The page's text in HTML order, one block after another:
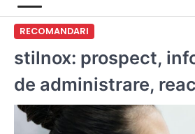
RECOMANDARI
stilnox: prospect,
de administrare,